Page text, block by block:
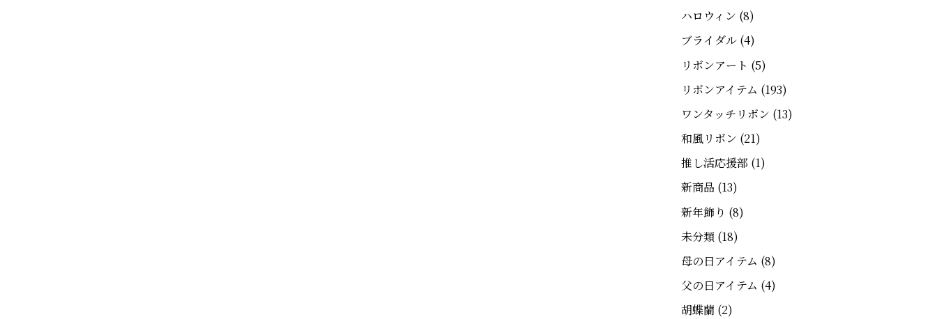
ハロウィン (8)
ブライダル(4)
リボンアート (5)
リボンアイテム (193)
ワンタッチリボン (13)
和風リボン (21)
推し活応援部 (1)
新商品 (13)
新年飾り (8)
未分類(18)
母の日アイテム (8)
父の日アイテム (4)
胡蝶蘭(2)